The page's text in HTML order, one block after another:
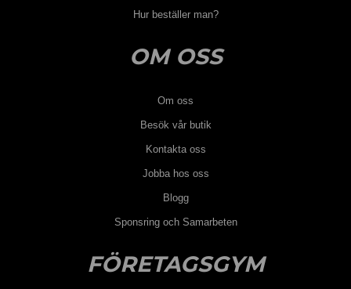
Hur beställer man?
OM OSS
Om oss
Besök vår butik
Kontakta oss
Jobba hos oss
Blogg
Sponsring och Samarbeten
FÖRETAGSGYM